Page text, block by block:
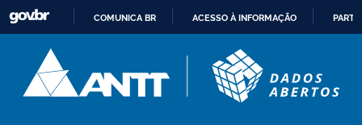
CONTEÚDO
COMUNICA BR ACESSO À INFORMAÇÃO